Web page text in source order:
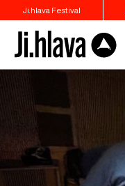
Ji.hlava Festival